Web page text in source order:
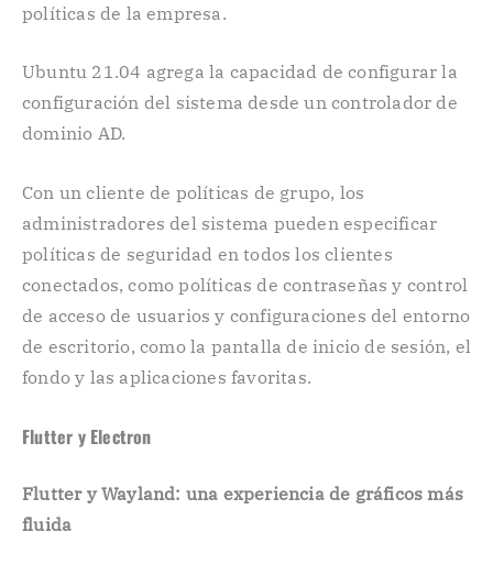
políticas de la empresa.
Ubuntu 21.04 agrega la capacidad de configurar la
configuración del sistema desde un controlador de
dominio AD.
Con un cliente de políticas de grupo, los
administradores del sistema pueden especificar
políticas de seguridad en todos los clientes
conectados, como políticas de contraseñas y control
de acceso de usuarios y configuraciones del entorno
de escritorio, como la pantalla de inicio de sesión, el
fondo y las aplicaciones favoritas.
Flutter y Electron
Flutter y Wayland: una experiencia de gráficos más
fluida